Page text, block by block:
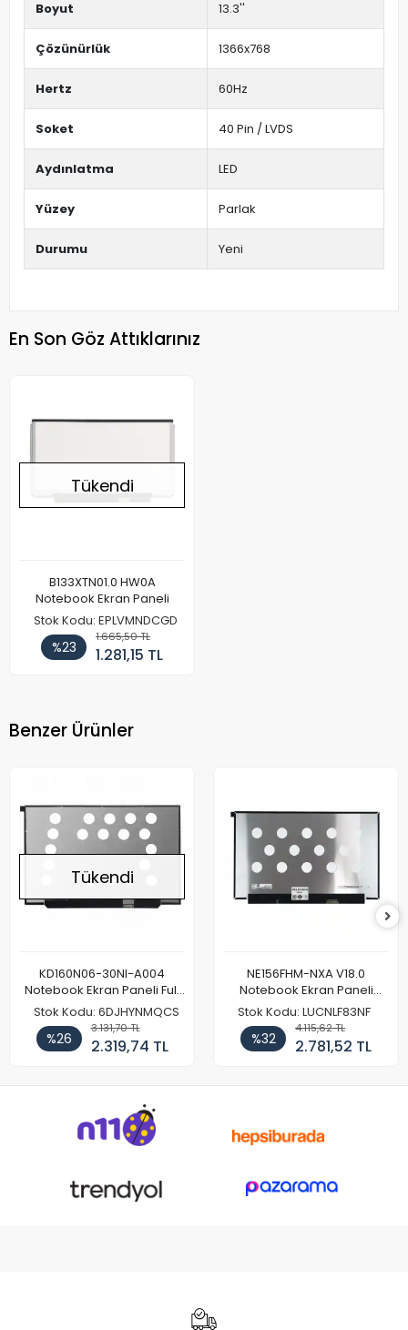
Boyut 13.3''
Çözünürlük 1366x768
Hertz 60Hz
Soket 40 Pin / LVDS
Aydınlatma LED
Yüzey Parlak
Durumu Yeni
En Son Göz Attıklarınız
Tükendi
B133XTN01.0 HW0A
Notebook Ekran Paneli
Stok Kodu: EPLVMNDCGD
%23
1.665,50 TL
1.281,15 TL
Benzer Ürünler
Tükendi
KD160N06-30NI-A004
Notebook Ekran Paneli Full
HD
Stok Kodu: 6DJHYNMQCS
%26
3.131,70 TL
2.319,74 TL
NE156FHM-NXA V18.0
Notebook Ekran Paneli
144Hz
Stok Kodu: LUCNLF83NF
%32
4.115,62 TL
2.781,52 TL